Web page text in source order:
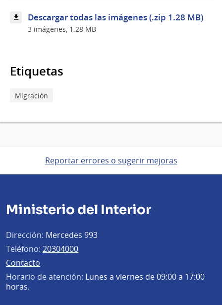
Descargar todas las imágenes (.zip 1.28 MB)
3 imágenes, 1.28 MB
Etiquetas
Migración
Reportar errores o sugerir mejoras
Ministerio del Interior
Dirección: Mercedes 993
Teléfono: 20304000
Contacto
Horario de atención: Lunes a viernes de 09:00 a 17:00
horas.